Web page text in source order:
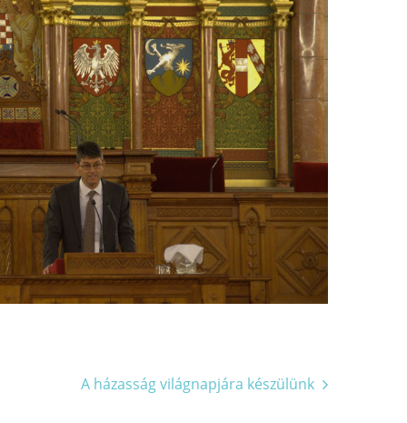
A házasság világnapjára készülünk